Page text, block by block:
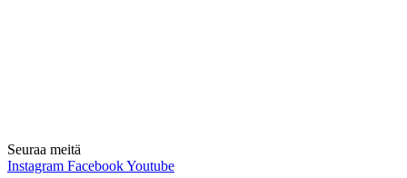
Seuraa meitä
Instagram FacebookYoutube